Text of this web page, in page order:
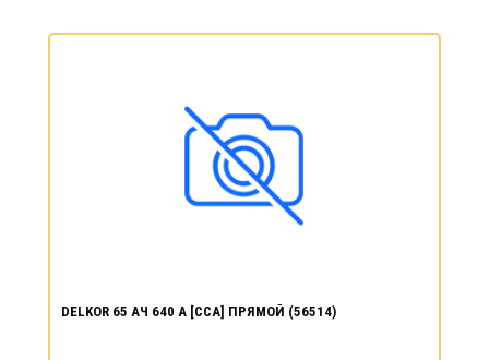
DELKOR 65 АЧ 640 А [CCA] ПРЯМОЙ (56514)